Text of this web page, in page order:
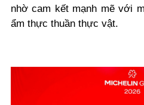
nhờ cam kết mạnh mẽ với
ẩm thực thuần thực vật.